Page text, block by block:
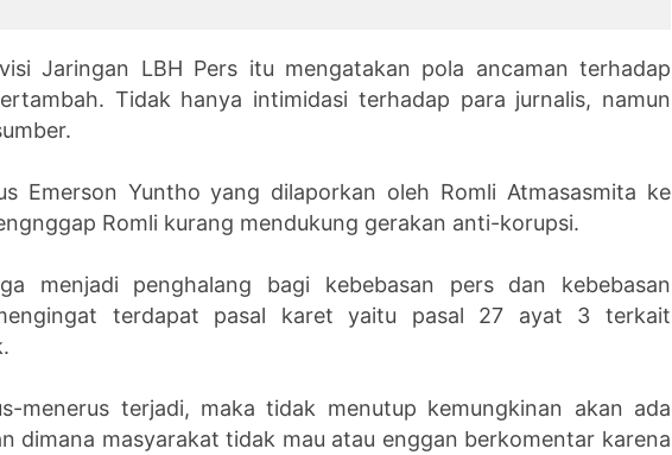
Orang
Anak
Jaringan LBH Pers itu mengatakan pola ancaman terhadap
Tidak hanya intimidasi terhadap para jurnalis, namun
Emerson Yuntho yang dilaporkan oleh Romli Atmasasmita ke
Romli kurang mendukung gerakan anti-korupsi.
menjadi penghalang bagi kebebasan pers dan kebebasan
terdapat pasal karet yaitu pasal 27 ayat 3 terkait
menerus terjadi, maka tidak menutup kemungkinan akan ada
dimana masyarakat tidak mau atau enggan berkomentar karena